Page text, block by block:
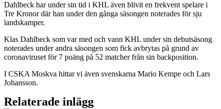
Dahlbeck har under sin tid i KHL även blivit en frekvent spelare i
Tre Kronor där han under den gånga säsongen noterades för sju
landskamper.
Klas Dahlbeck som var med och vann KHL under sin debutsäsong
noterades under andra säsongen som fick avbrytas på grund av
coronaviruset för 7 poäng på 52 matcher från sin backposition.
I CSKA Moskva hittar vi även svenskarna Mario Kempe och Lars
Johansson.
Relaterade inlägg